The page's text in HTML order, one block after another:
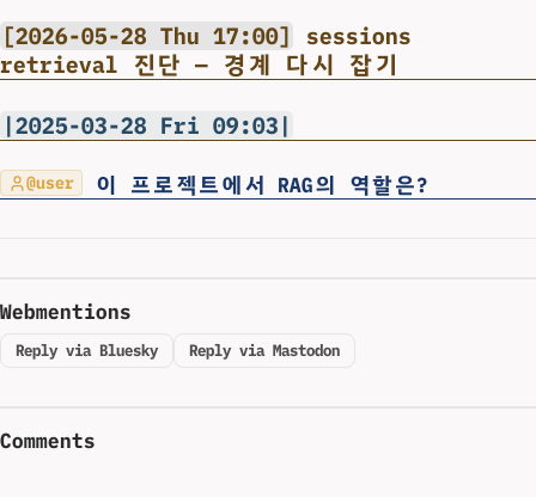
[2026-05-28 Thu 17:00]
sessions
retrieval 진단 — 경계 다시 잡기
|2025-03-28 Fri 09:03|
@user 이 프로젝트에서 RAG의 역할은?
Webmentions
Reply via Bluesky Reply via Mastodon
Comments